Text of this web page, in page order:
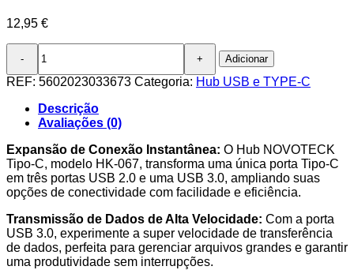
12,95 €
Quantidade
Hub
Conexão
NOVOTECK
C
-
Expande
para
USB
2.0
e
1
Adicionar
REF: 5602023033673 Categoria: Hub USB e TYPE-C
Descrição
Avaliações (0)
Expansão de Conexão Instantânea: O Hub NOVOTECK
Tipo-C, modelo HK-067, transforma uma única porta Tipo-C
em três portas USB 2.0 e uma USB 3.0, ampliando suas
opções de conectividade com facilidade e eficiência.
Transmissão de Dados de Alta Velocidade: Com a porta
USB 3.0, experimente a super velocidade de transferência
de dados, perfeita para gerenciar arquivos grandes e garantir
uma produtividade sem interrupções.